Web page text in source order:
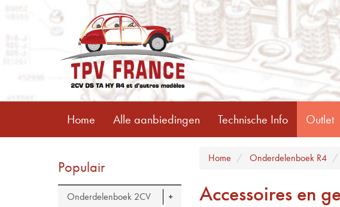
Home Alle aanbiedingen Technische Info Outlet
Populair
Onderdelenboek 2CV
Home Onderdelenboek R4
Accessoires en